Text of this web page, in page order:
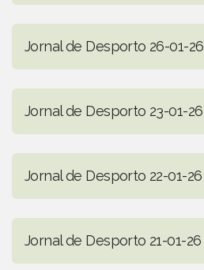
Jornal de Desporto 26-01-26
Jornal de Desporto 23-01-26
Jornal de Desporto 22-01-26
Jornal de Desporto 21-01-26